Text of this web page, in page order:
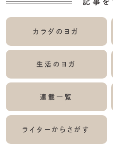
カラダのヨガ
生活のヨガ
連載一覧
ライターからさがす